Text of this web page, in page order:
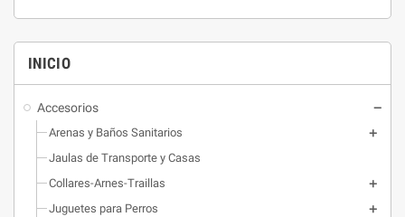
INICIO
Accesorios
Arenas y Baños Sanitarios
Jaulas de Transporte y Casas
Collares-Arnes-Traillas
Juguetes para Perros